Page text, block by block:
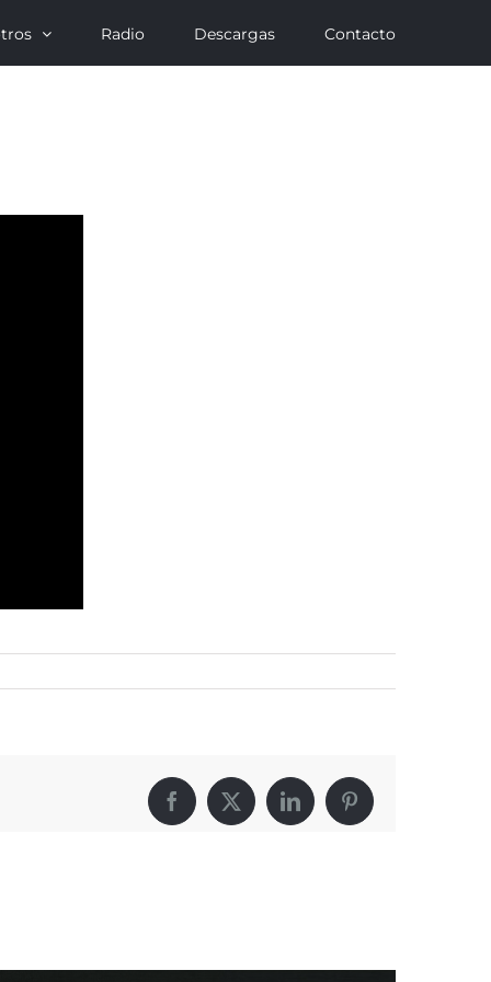
Radio Descargas Contacto
Facebook
X LinkedInPinterest